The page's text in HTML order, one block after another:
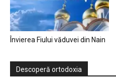
Învierea Fiului văduvei din Nain
Descoperă ortodoxia